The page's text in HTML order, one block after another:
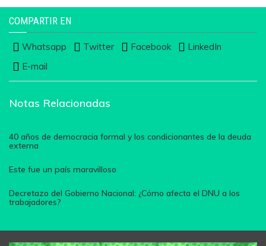
COMPARTIR EN
Whatsapp Twitter Facebook
LinkedIn
E-mail
Notas Relacionadas
40 años de democracia formal y los condicionantes de la deuda
externa
Este fue un país maravilloso
Decretazo del Gobierno Nacional: ¿Cómo afecta el DNU a los
trabajadores?